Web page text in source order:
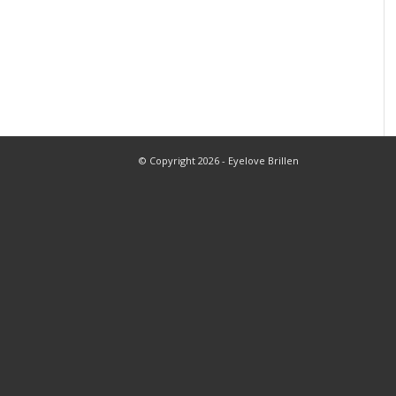
© Copyright 2026 - Eyelove Brillen